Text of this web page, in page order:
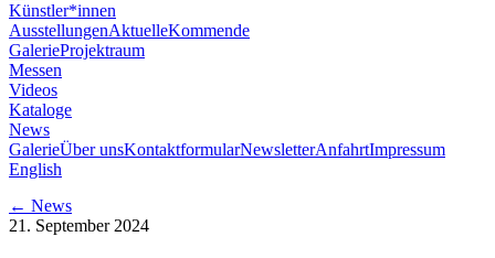
Künstler*innen
AusstellungenAktuelleKommende
GalerieProjektraum
Messen
Videos
Kataloge
News
GalerieÜber unsKontaktformularNewsletterAnfahrtImpressum
English
← News
21. September 2024